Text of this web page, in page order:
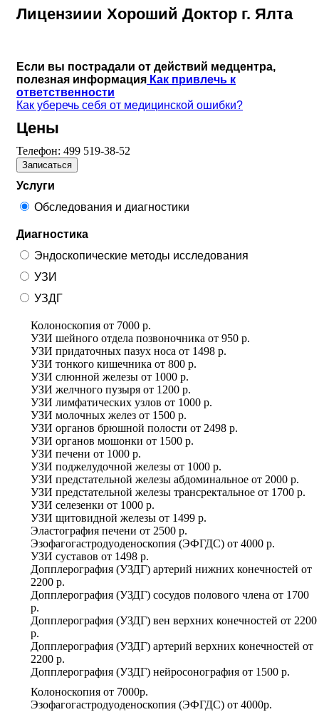
Лицензиии Хороший Доктор г. Ялта
Если вы пострадали от действий медцентра,
полезная информация Как привлечь к
ответственности
Как уберечь себя от медицинской ошибки?
Цены
Телефон: 499 519-38-52
Записаться
Услуги
Обследования и диагностики
Диагностика
Эндоскопические методы исследования
УЗИ
УЗДГ
Колоноскопия от 7000 р.
УЗИ шейного отдела позвоночника от 950 р.
УЗИ придаточных пазух носа от 1498 р.
УЗИ тонкого кишечника от 800 р.
УЗИ слюнной железы от 1000 р.
УЗИ желчного пузыря от 1200 р.
УЗИ лимфатических узлов от 1000 р.
УЗИ молочных желез от 1500 р.
УЗИ органов брюшной полости от 2498 р.
УЗИ органов мошонки от 1500 р.
УЗИ печени от 1000 р.
УЗИ поджелудочной железы от 1000 р.
УЗИ предстательной железы абдоминальное от 2000 р.
УЗИ предстательной железы трансректальное от 1700 р.
УЗИ селезенки от 1000 р.
УЗИ щитовидной железы от 1499 р.
Эластография печени от 2500 р.
Эзофагогастродуоденоскопия (ЭФГДС) от 4000 р.
УЗИ суставов от 1498 р.
Допплерография (УЗДГ) артерий нижних конечностей от
2200 р.
Допплерография (УЗДГ) сосудов полового члена от 1700
р.
Допплерография (УЗДГ) вен верхних конечностей от 2200
р.
Допплерография (УЗДГ) артерий верхних конечностей от
2200 р.
Допплерография (УЗДГ) нейросонография от 1500 р.
Колоноскопия от 7000р.
Эзофагогастродуоденоскопия (ЭФГДС) от 4000р.